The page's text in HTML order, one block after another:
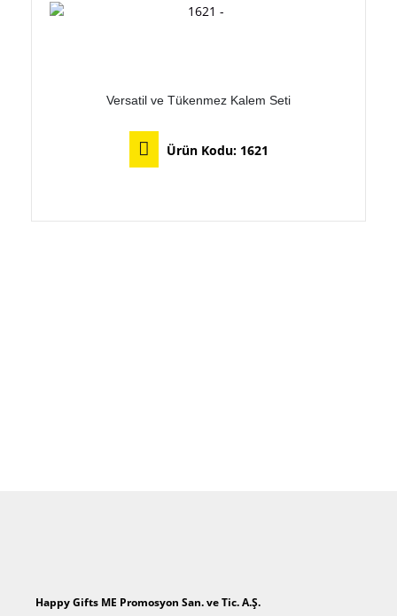
Bu ürünün birden fazla varyasyonu var. Seçenekler ürün sayfasından seçilebilir
Versatil ve Tükenmez Kalem Seti
Ürün Kodu: 1621
Happy Gifts ME Promosyon San. ve Tic. A.Ş.